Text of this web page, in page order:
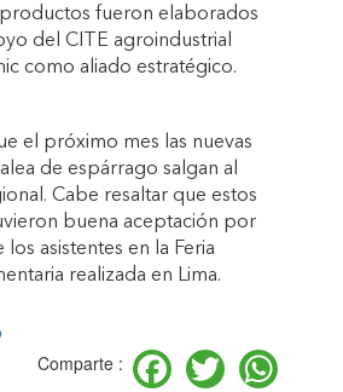
fueron elaborados
del CITE agroindustrial
como aliado estratégico.
el próximo mes las nuevas
de espárrago salgan al
Cabe resaltar que estos
buena aceptación por
los asistentes en la Feria
realizada en Lima.
Comparte :
Facebook
Twitter